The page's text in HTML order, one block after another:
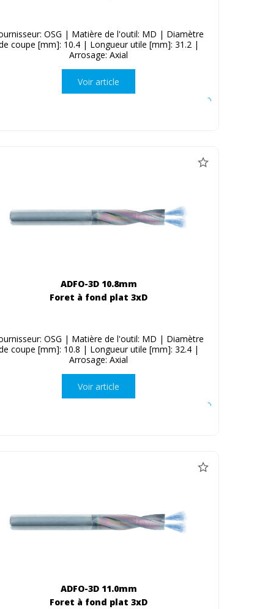
OSG | Matière de l'outil: MD | Diamètre
coupe [mm]: 10.4 | Longueur utile [mm]: 31.2 |
Arrosage: Axial
Voir article
ADFO-3D 10.8mm
Foret à fond plat 3xD
OSG | Matière de l'outil: MD | Diamètre
coupe [mm]: 10.8 | Longueur utile [mm]: 32.4 |
Arrosage: Axial
Voir article
ADFO-3D 11.0mm
Foret à fond plat 3xD